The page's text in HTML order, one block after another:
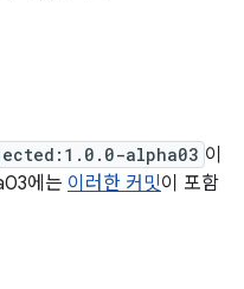
alpha03 이
에는 이러한 커밋이 포함